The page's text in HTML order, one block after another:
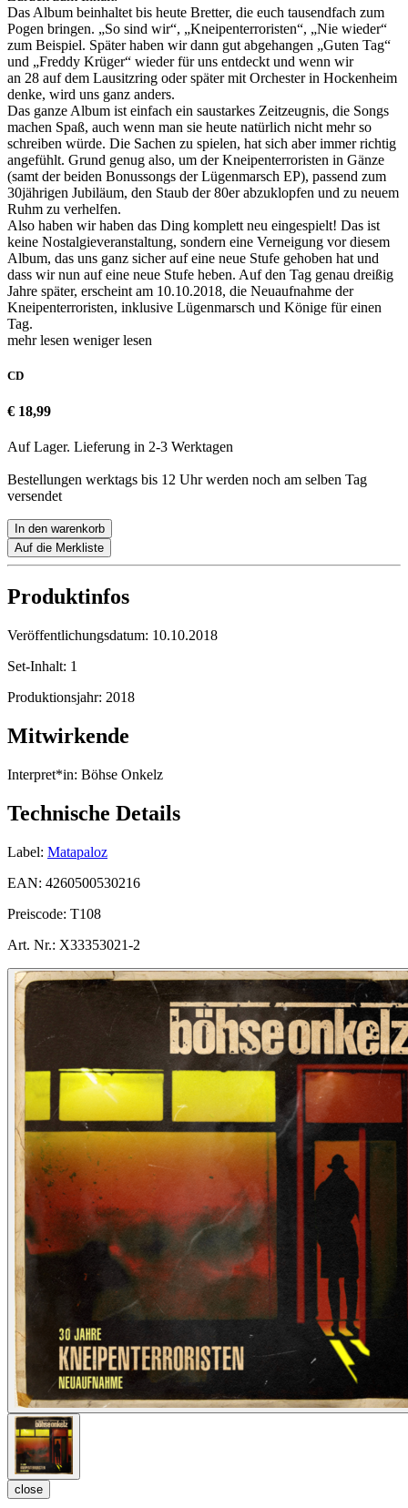
Das Album beinhaltet bis heute Bretter, die euch tausendfach zum
Pogen bringen. „So sind wir“, „Kneipenterroristen“, „Nie wieder“
zum Beispiel. Später haben wir dann gut abgehangen „Guten Tag“
und „Freddy Krüger“ wieder für uns entdeckt und wenn wir
an 28 auf dem Lausitzring oder später mit Orchester in Hockenheim
denke, wird uns ganz anders.
Das ganze Album ist einfach ein saustarkes Zeitzeugnis, die Songs
machen Spaß, auch wenn man sie heute natürlich nicht mehr so
schreiben würde. Die Sachen zu spielen, hat sich aber immer richtig
angefühlt. Grund genug also, um der Kneipenterroristen in Gänze
(samt der beiden Bonussongs der Lügenmarsch EP), passend zum
30jährigen Jubiläum, den Staub der 80er abzuklopfen und zu neuem
Ruhm zu verhelfen.
Also haben wir haben das Ding komplett neu eingespielt! Das ist
keine Nostalgieveranstaltung, sondern eine Verneigung vor diesem
Album, das uns ganz sicher auf eine neue Stufe gehoben hat und
dass wir nun auf eine neue Stufe heben. Auf den Tag genau dreißig
Jahre später, erscheint am 10.10.2018, die Neuaufnahme der
Kneipenterroristen, inklusive Lügenmarsch und Könige für einen
Tag.
mehr lesen weniger lesen
CD
€ 18,99
Auf Lager. Lieferung in 2-3 Werktagen
Bestellungen werktags bis 12 Uhr werden noch am selben Tag
versendet
In den warenkorb
Auf die Merkliste
Produktinfos
Veröffentlichungsdatum: 10.10.2018
Set-Inhalt: 1
Produktionsjahr: 2018
Mitwirkende
Interpret*in: Böhse Onkelz
Technische Details
Label: Matapaloz
EAN: 4260500530216
Preiscode: T108
Art. Nr.: X33353021-2
close